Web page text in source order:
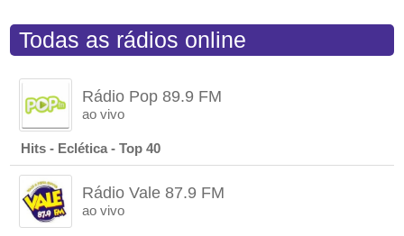
Todas as rádios online
Rádio Pop 89.9 FM
ao vivo
Hits - Eclética - Top 40
Rádio Vale 87.9 FM
ao vivo